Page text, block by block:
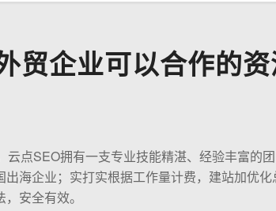
贸企业可以合作的
点SEO拥有一支专业技能精湛、经验丰富
海企业；实打实根据工作量计费，建站加优
安全有效。